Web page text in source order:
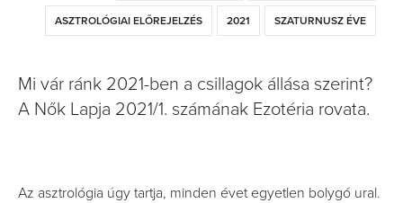
ASZTROLÓGIAI ELŐREJELZÉS 2021 SZATURNUSZ ÉVE
Mi vár ránk 2021-ben a csillagok állása szerint?
A Nők Lapja 2021/1. számának Ezotéria rovata.
Az asztrológia úgy tartja, minden évet egyetlen bolygó ural.